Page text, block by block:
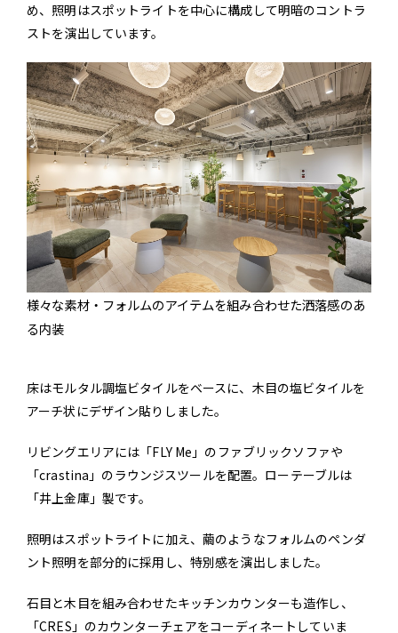
め、照明はスポットライトを中心に構成して明暗のコントラ
ストを演出しています。
様々な素材・フォルムのアイテムを組み合わせた洒落感のあ
る内装
床はモルタル調塩ビタイルをベースに、木目の塩ビタイルを
アーチ状にデザイン貼りしました。
リビングエリアには「FLY Me」のファブリックソファや
「crastina」のラウンジスツールを配置。ローテーブルは
「井上金庫」製です。
照明はスポットライトに加え、繭のようなフォルムのペンダ
ント照明を部分的に採用し、特別感を演出しました。
石目と木目を組み合わせたキッチンカウンターも造作し、
「CRES」のカウンターチェアをコーディネートしていま